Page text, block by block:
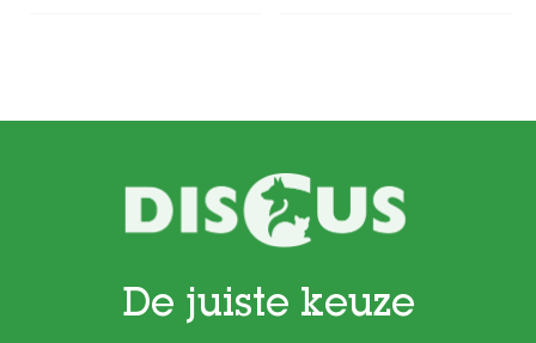
De juiste keuze